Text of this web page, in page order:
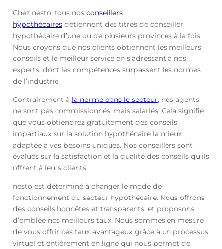
Chez nesto, tous nos conseillers
hypothécairesdétiennent des titres de conseiller
hypothécaire d’une ou de plusieurs provinces à la fois.
Nous croyons que nos clients obtiennent les meilleurs
conseils et le meilleur service en s’adressant à nos
experts, dont les compétences surpassent les normes
de l’industrie.
Contrairement à la norme dans le secteur, nos agents
ne sont pas commissionnés, mais salariés. Cela signifie
que vous obtiendrez gratuitement des conseils
impartiaux sur la solution hypothécaire la mieux
adaptée à vos besoins uniques. Nos conseillers sont
évalués sur la satisfaction et la qualité des conseils qu’ils
offrent à leurs clients.
nesto est déterminé à changer le mode de
fonctionnement du secteur hypothécaire. Nous offrons
des conseils honnêtes et transparents, et proposons
d’emblée nos meilleurs taux. Nous sommes en mesure
de vous offrir ces taux avantageux grâce à un processus
virtuel et entièrement en ligne qui nous permet de